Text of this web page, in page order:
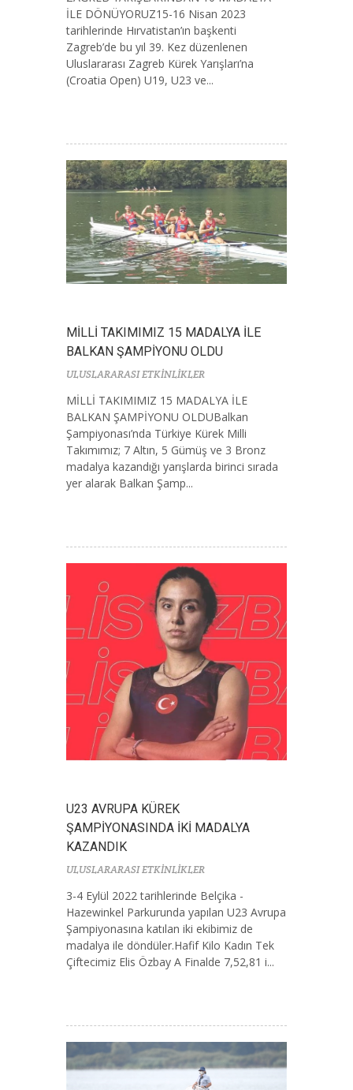
İLE DÖNÜYORUZ15-16 Nisan 2023
tarihlerinde Hırvatistan’ın başkenti
Zagreb’de bu yıl 39. Kez düzenlenen
Uluslararası Zagreb Kürek Yarışları’na
(Croatia Open) U19, U23 ve...
MİLLİ TAKIMIMIZ 15 MADALYA İLE
BALKAN ŞAMPİYONU OLDU
ULUSLARARASI ETKİNLİKLER
MİLLİ TAKIMIMIZ 15 MADALYA İLE
BALKAN ŞAMPİYONU OLDUBalkan
Şampiyonası’nda Türkiye Kürek Milli
Takımımız; 7 Altın, 5 Gümüş ve 3 Bronz
madalya kazandığı yarışlarda birinci sırada
yer alarak Balkan Şamp...
U23 AVRUPA KÜREK
ŞAMPİYONASINDA İKİ MADALYA
KAZANDIK
ULUSLARARASI ETKİNLİKLER
3-4 Eylül 2022 tarihlerinde Belçika -
Hazewinkel Parkurunda yapılan U23 Avrupa
Şampiyonasına katılan iki ekibimiz de
madalya ile döndüler.Hafif Kilo Kadın Tek
Çiftecimiz Elis Özbay A Finalde 7,52,81 i...